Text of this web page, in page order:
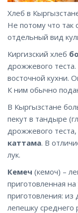
Хлеб в
Не потому что так
отдельный вид
Киргизский хлеб
дрожжевого
восточной кухни.
К ним обычно
В Кыргызстане
пекут в тандыре
дрожжевого
каттама. В
лук.
Кемеч (кемоч) –
приготовленная на
приготовления:
лепешку среднего